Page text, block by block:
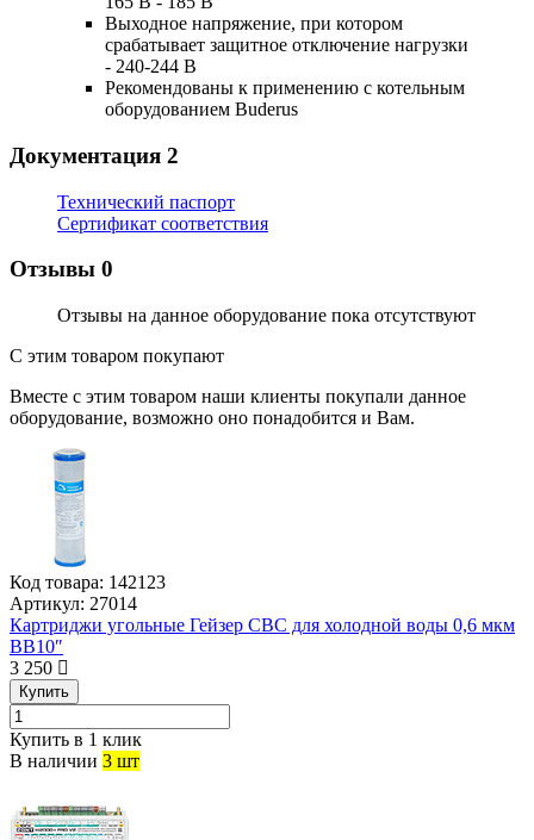
Выходное напряжение, при котором
срабатывает защитное отключение нагрузки
- 240-244 В
Рекомендованы к применению с котельным
оборудованием Buderus
Документация 2
Технический паспорт
Сертификат соответствия
Отзывы 0
Отзывы на данное оборудование пока отсутствуют
С этим товаром покупают
Вместе с этим товаром наши клиенты покупали данное
оборудование, возможно оно понадобится и Вам.
Код товара: 142123
Артикул: 27014
Картриджи угольные Гейзер СВС для холодной воды 0,6 мкм
BB10″
3 250
Купить
Купить в 1 клик
В наличии 3 шт